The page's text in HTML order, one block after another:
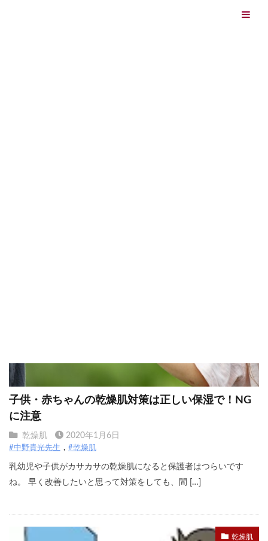
子供・赤ちゃんの乾燥肌対策は正しい保湿で！NG
に注意
乾燥肌 2020年1月6日
#中野貴光先生 #乾燥肌
乳幼児や子供がカサカサの乾燥肌になると保護者はつらいです
ね。 早く改善したいと思って対策をしても、間 […]
乾燥肌